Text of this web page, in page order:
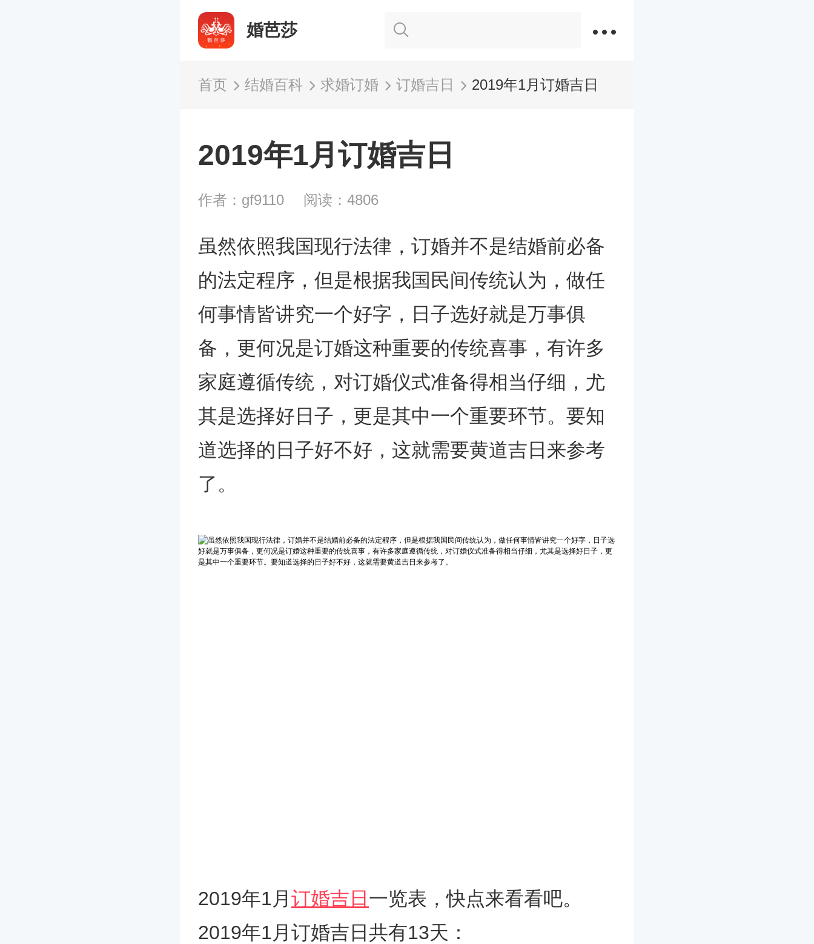
婚芭莎
首页 结婚百科 求婚订婚 订婚吉日 2019年1月订婚吉日
2019年1月订婚吉日
作者：gf9110 阅读：4806
虽然依照我国现行法律，订婚并不是结婚前必备
的法定程序，但是根据我国民间传统认为，做任
何事情皆讲究一个好字，日子选好就是万事俱
备，更何况是订婚这种重要的传统喜事，有许多
家庭遵循传统，对订婚仪式准备得相当仔细，尤
其是选择好日子，更是其中一个重要环节。要知
道选择的日子好不好，这就需要黄道吉日来参考
了。
2019年1月 订婚吉日 一览表，快点来看看吧。
2019年1月订婚吉日共有13天：